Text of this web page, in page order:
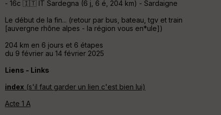
- 16c 🇮🇹 IT Sardegna (6 j, 6 é, 204 km) - Sardaigne
Le début de la fin... (retour par bus, bateau, tgv et train
[auvergne rhône alpes - la région vous en*ule])
204 km en 6 jours et 6 étapes
du 9 février au 14 février 2025
Liens - Links
index (s'il faut garder un lien c'est bien lui)
Acte 1 A